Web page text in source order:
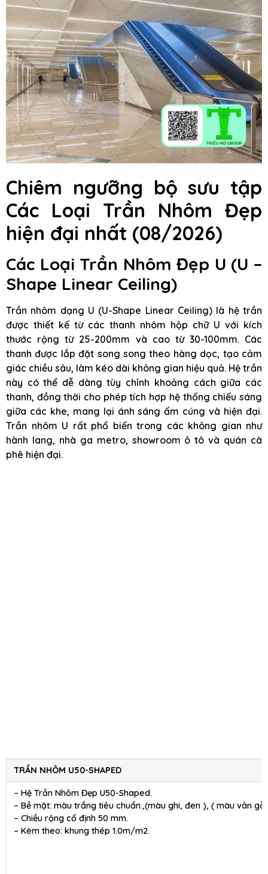
Chiêm ngưỡng bộ sưu tập
Các Loại Trần Nhôm Đẹp
hiện đại nhất (08/2026)
Các Loại Trần Nhôm Đẹp U (U –
Shape Linear Ceiling)
Trần nhôm dạng U (U-Shape Linear Ceiling) là hệ trần
được thiết kế từ các thanh nhôm hộp chữ U với kích
thước rộng từ 25-200mm và cao từ 30-100mm. Các
thanh được lắp đặt song song theo hàng dọc, tạo cảm
giác chiều sâu, làm kéo dài không gian hiệu quả. Hệ trần
này có thể dễ dàng tùy chỉnh khoảng cách giữa các
thanh, đồng thời cho phép tích hợp hệ thống chiếu sáng
giữa các khe, mang lại ánh sáng ấm cúng và hiện đại.
Trần nhôm U rất phổ biến trong các không gian như
hành lang, nhà ga metro, showroom ô tô và quán cà
phê hiện đại.
TRẦN NHÔM U50-SHAPED
– Hệ Trần Nhôm Đẹp U50-Shaped.
– Bề mặt: màu trắng tiêu chuẩn.,(màu ghi, đen ), ( màu vân gỗ
– Chiều rộng cố định 50 mm.
– Kèm theo: khung thép 1.0m/m2.